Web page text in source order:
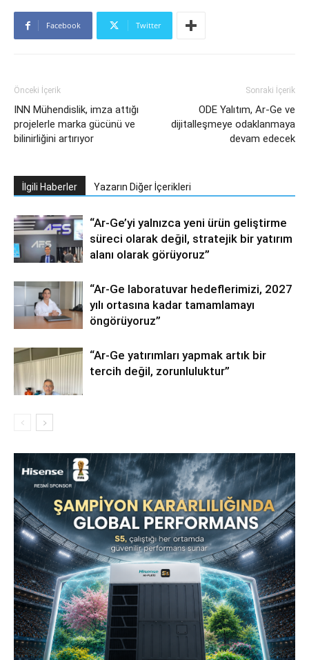
Facebook Twitter
Önceki İçerik
INN Mühendislik, imza attığı
projelerle marka gücünü ve
bilinirliğini artırıyor
Sonraki İçerik
ODE Yalıtım, Ar-Ge ve
dijitalleşmeye odaklanmaya
devam edecek
İlgili Haberler Yazarın Diğer İçerikleri
“Ar-Ge’yi yalnızca yeni ürün geliştirme
süreci olarak değil, stratejik bir yatırım
alanı olarak görüyoruz”
“Ar-Ge laboratuvar hedeflerimizi, 2027
yılı ortasına kadar tamamlamayı
öngörüyoruz”
“Ar-Ge yatırımları yapmak artık bir
tercih değil, zorunluluktur”